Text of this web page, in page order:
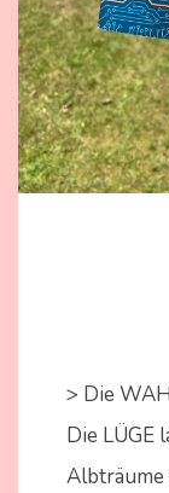
> Die
Die LÜGE
Albträume